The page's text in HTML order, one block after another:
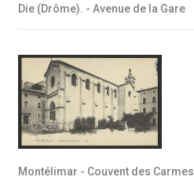
Die (Drôme). - Avenue de la Gare
Montélimar - Couvent des Carmes